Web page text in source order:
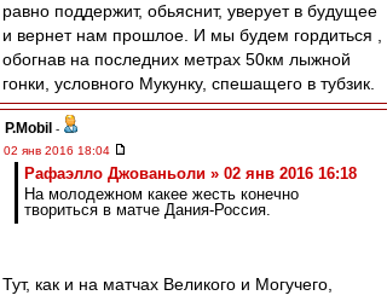
равно поддержит, обьяснит, уверует в будущее
и вернет нам прошлое. И мы будем гордиться ,
обогнав на последних метрах 50км лыжной
гонки, условного Мукунку, спешащего в тубзик.
P.Mobil -
02 янв 2016 18:04
Рафаэлло Джованьоли » 02 янв 2016 16:18
На молодежном какее жесть конечно
твориться в матче Дания-Россия.
Тут, как и на матчах Великого и Могучего,